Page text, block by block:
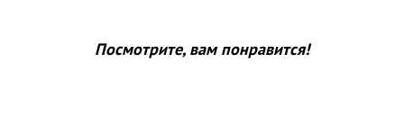
Посмотрите, вам понравится!